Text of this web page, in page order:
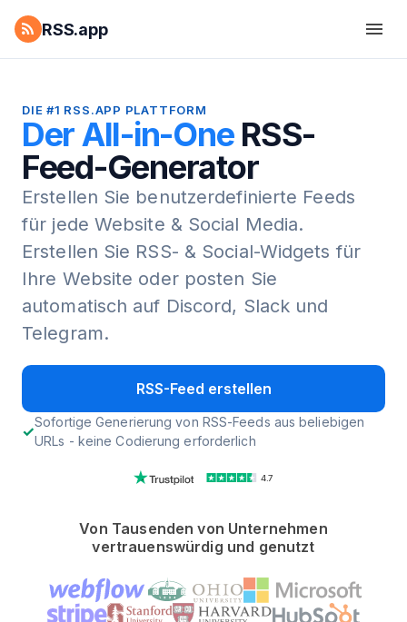
RSS.app
DIE #1 RSS.APP PLATTFORM
Der All-in-One RSS-
Feed-Generator
Erstellen Sie benutzerdefinierte Feeds
für jede Website & Social Media.
Erstellen Sie RSS- & Social-Widgets für
Ihre Website oder posten Sie
automatisch auf Discord, Slack und
Telegram.
RSS-Feed erstellen
Sofortige Generierung von RSS-Feeds aus beliebigen
URLs - keine Codierung erforderlich
4.7
Von Tausenden von Unternehmen
vertrauenswürdig und genutzt